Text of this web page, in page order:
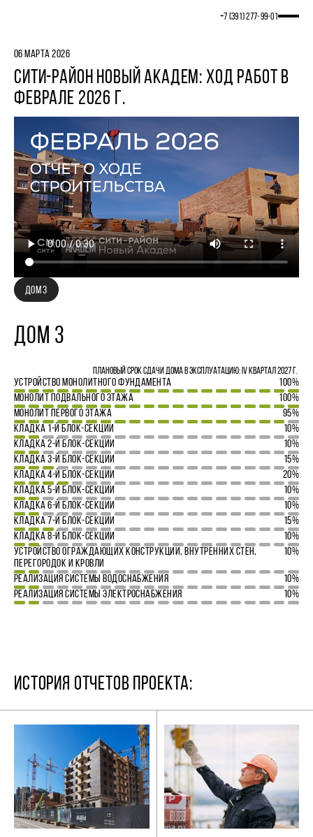
+7 (391) 277‒99‒01
06 МАРТА 2026
СИТИ-РАЙОН НОВЫЙ АКАДЕМ: ХОД РАБОТ В
ФЕВРАЛЕ 2026 Г.
ДОМ 3
ДОМ 3
Плановый срок сдачи дома в эксплуатацию: IV квартал 2027 г.
УСТРОЙСТВО МОНОЛИТНОГО ФУНДАМЕНТА
100%
МОНОЛИТ ПОДВАЛЬНОГО ЭТАЖА
100%
МОНОЛИТ ПЕРВОГО ЭТАЖА
95%
КЛАДКА 1-Й БЛОК-СЕКЦИИ
10%
КЛАДКА 2-Й БЛОК-СЕКЦИИ
10%
КЛАДКА 3-Й БЛОК-СЕКЦИИ
15%
КЛАДКА 4-Й БЛОК-СЕКЦИИ
20%
КЛАДКА 5-Й БЛОК-СЕКЦИИ
10%
КЛАДКА 6-Й БЛОК-СЕКЦИИ
10%
КЛАДКА 7-Й БЛОК-СЕКЦИИ
15%
КЛАДКА 8-Й БЛОК-СЕКЦИИ
10%
УСТРОЙСТВО ОГРАЖДАЮЩИХ КОНСТРУКЦИЙ, ВНУТРЕННИХ СТЕН,
ПЕРЕГОРОДОК И КРОВЛИ
10%
РЕАЛИЗАЦИЯ СИСТЕМЫ ВОДОСНАБЖЕНИЯ
10%
РЕАЛИЗАЦИЯ СИСТЕМЫ ЭЛЕКТРОСНАБЖЕНИЯ
10%
ИСТОРИЯ ОТЧЕТОВ ПРОЕКТА: